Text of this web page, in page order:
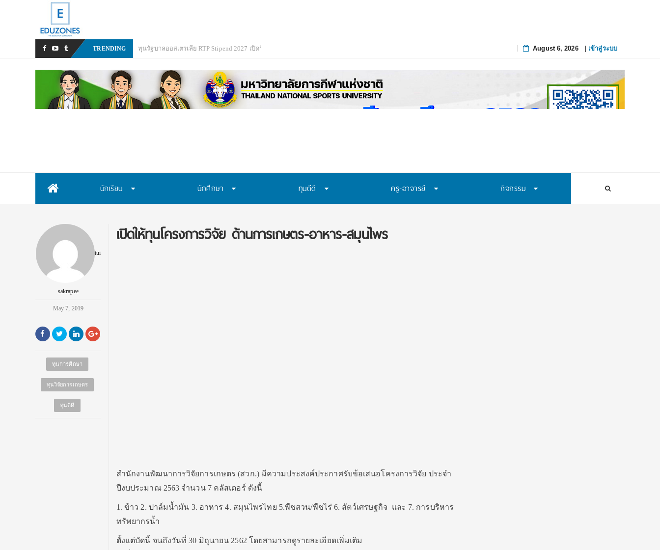
TRENDING August 6, 2026| เข้าสู่ระบบ
นักเรียน นักศึกษา ทุนดีดี ครู-อาจารย์ กิจกรรม
tui
sakrapee
May 7, 2019
ทุนการศึกษา
ทุนวิจัยการเกษตร
ทุนดีดี
เปิดให้ทุนโครงการวิจัย ด้านการเกษตร-อาหาร-สมุนไพร
สำนักงานพัฒนาการวิจัยการเกษตร (สวก.) มีความประสงค์ประกาศรับข้อเสนอโครงการวิจัย ประจำ
ปีงบประมาณ 2563 จำนวน 7 คลัสเตอร์ ดังนี้
1. ข้าว 2. ปาล์มน้ำมัน 3. อาหาร 4. สมุนไพรไทย 5.พืชสวน/พืชไร่ 6. สัตว์เศรษฐกิจ และ 7. การบริหาร
ทรัพยากรน้ำ
ตั้งแต่บัดนี้ จนถึงวันที่ 30 มิถุนายน 2562 โดยสามารถดูรายละเอียดเพิ่มเติม